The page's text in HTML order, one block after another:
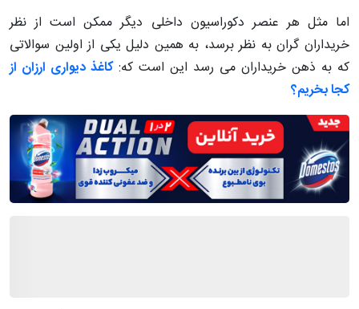
اما مثل هر عنصر دکوراسیون داخلی دیگر ممکن است از نظر
خریداران گران به نظر برسد، به همین دلیل یکی از اولین سوالاتی
که به ذهن خریداران می رسد این است که:کاغذ دیواری ارزان از
کجا بخریم؟